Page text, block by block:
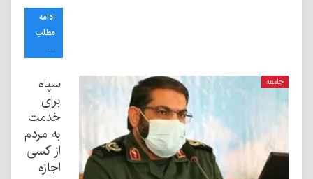
ادامه
مطلب
...
جامعه
سپاه
برای
خدمت
به مردم
از کسی
اجازه